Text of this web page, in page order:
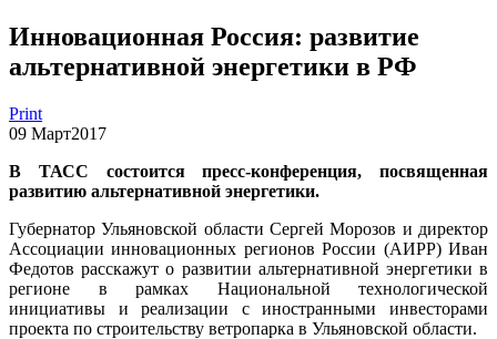
Инновационная Россия: развитие
альтернативной энергетики в РФ
Print
09 Март2017
В ТАСС состоится пресс-конференция, посвященная
развитию альтернативной энергетики.
Губернатор Ульяновской области Сергей Морозов и директор
Ассоциации инновационных регионов России (АИРР) Иван
Федотов расскажут о развитии альтернативной энергетики в
регионе в рамках Национальной технологической
инициативы и реализации с иностранными инвесторами
проекта по строительству ветропарка в Ульяновской области.